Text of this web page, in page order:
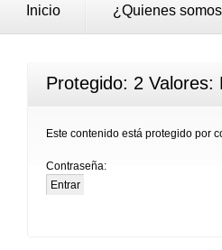
Inicio ¿Quienes
Protegido: 2 Valores:
Este contenido está protegido por
Contraseña: